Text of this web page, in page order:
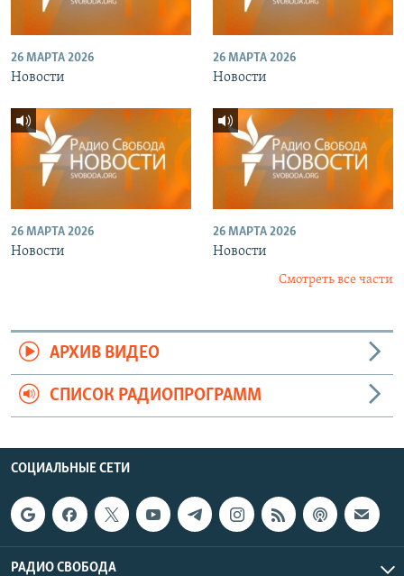
26 МАРТА 2026
Новости
26 МАРТА 2026
Новости
26 МАРТА 2026
Новости
26 МАРТА 2026
Новости
Смотреть все части
АРХИВ ВИДЕО
СПИСОК РАДИОПРОГРАММ
СОЦИАЛЬНЫЕ СЕТИ
РАДИО СВОБОДА